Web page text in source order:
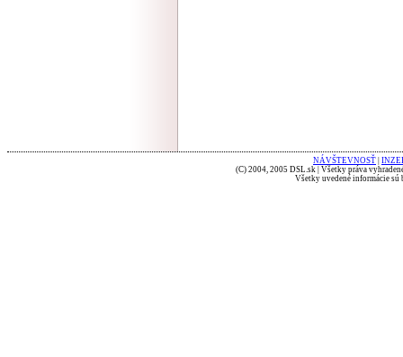
NÁVŠTEVNOSŤ
(C) 2004, 2005 DSL.sk | Všetky práva
Všetky uvedené informácie sú